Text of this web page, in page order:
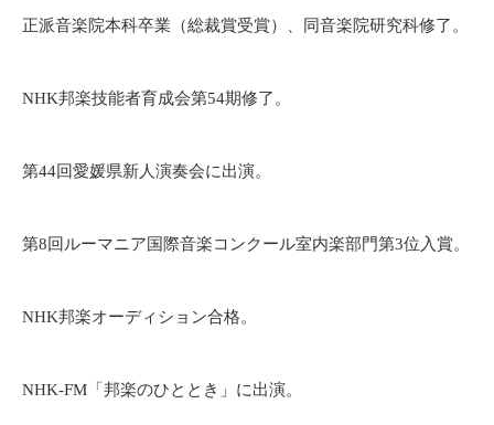
正派音楽院本科卒業（総裁賞受賞）、同音楽院研究科修了。
NHK邦楽技能者育成会第54期修了。
第44回愛媛県新人演奏会に出演。
第8回ルーマニア国際音楽コンクール室内楽部門第3位入賞。
NHK邦楽オーディション合格。
NHK-FM「邦楽のひととき」に出演。